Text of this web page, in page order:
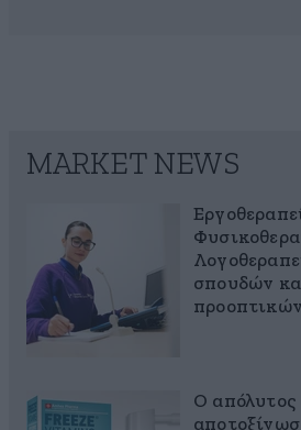
MARKET NEWS
σπουδών
προοπτικών
Ο